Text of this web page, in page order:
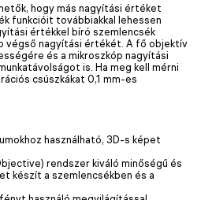
hogy más nagyítási értéket
funkcióit továbbiakkal lehessen
értékkel bíró szemlencsék
végső nagyítási értékét. A fő objektív
és a mikroszkóp nagyítási
is. Ha meg kell mérni
csúszkákat 0,1 mm-es
használható, 3D-s képet
rendszer kiváló minőségű és
készít a szemlencsékben és a